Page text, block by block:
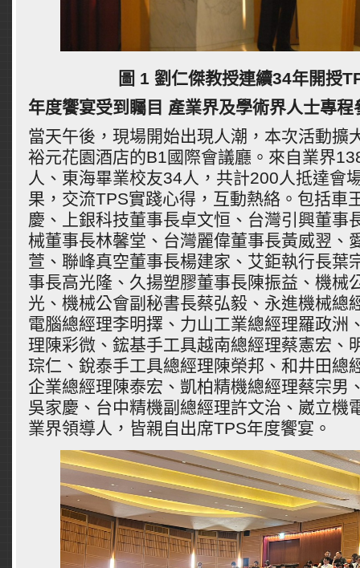
圖 1 劉仁傑教授連續34年開授
年度饗宴受到矚目 產業界及學術界人士專程
當天午後，現場開始出現人潮，本次活動擴
裕元花園酒店的B1國際會議廳。來自業界
人、東海畢業校友34人，共計200人抵達會
果，交流TPS實踐心得，互動熱絡。包括車
慶、上銀科技董事長卓文恒、台灣引興董事
械董事長林馨堂、台灣麗偉董事長黃威翌、
萱、聯峰真空董事長楊建家、艾鉅執行長葉
事長高光隆、久揚塑膠董事長陳振益、機械
光、機械公會副秘書長蔡弘毅、永進機械總
電腦總經理李明擇、力山工業總經理羅政洲
理陳彩微、鋐基手工具越南總經理蔡憲宏、
琮仁、銳泰手工具總經理陳榮邦、和井田總
企業總經理陳泰宏、凱柏精機總經理蔡宗男
吳家慶、台中精機副總經理許文治、崴立機
業界領導人，皆親自出席TPS年度饗宴。